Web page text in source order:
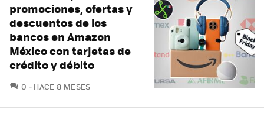
promociones, ofertas y
descuentos de los
bancos en Amazon
México con tarjetas de
crédito y débito
0 COMENTARIOS
HACE 8 MESES